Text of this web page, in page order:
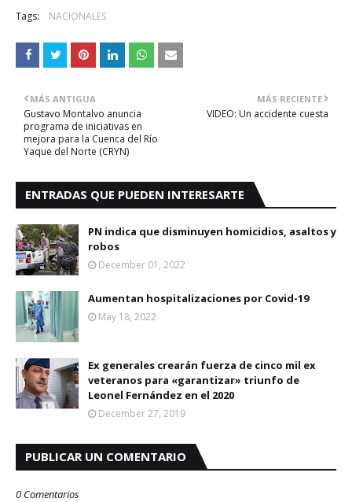
Tags: NACIONALES
MÁS RECIENTE
VIDEO: Un accidente cuesta
MÁS ANTIGUA
Gustavo Montalvo anuncia
programa de iniciativas en
mejora para la Cuenca del Río
Yaque del Norte (CRYN)
ENTRADAS QUE PUEDEN INTERESARTE
PN indica que disminuyen homicidios, asaltos y
robos
December 01, 2022
Aumentan hospitalizaciones por Covid-19
May 18, 2022
Ex generales crearán fuerza de cinco mil ex
veteranos para «garantizar» triunfo de
Leonel Fernández en el 2020
December 27, 2019
PUBLICAR UN COMENTARIO
0 Comentarios